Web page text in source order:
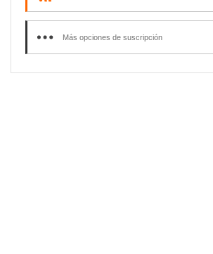
Más opciones de suscripción